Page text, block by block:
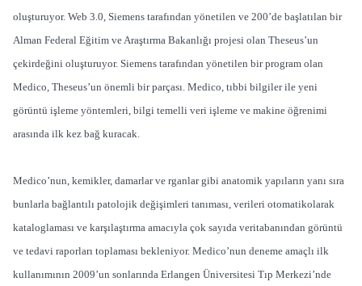
oluşturuyor. Web 3.0, Siemens tarafından yönetilen ve 200’de başlatılan bir
Alman Federal Eğitim ve Araştırma Bakanlığı projesi olan Theseus’un
çekirdeğini oluşturuyor. Siemens tarafından yönetilen bir program olan
Medico, Theseus’un önemli bir parçası. Medico, tıbbi bilgiler ile yeni
görüntü işleme yöntemleri, bilgi temelli veri işleme ve makine öğrenimi
arasında ilk kez bağ kuracak.
Medico’nun, kemikler, damarlar ve rganlar gibi anatomik yapıların yanı sıra
bunlarla bağlantılı patolojik değişimleri tanıması, verileri otomatikolarak
kataloglaması ve karşılaştırma amacıyla çok sayıda veritabanından görüntü
ve tedavi raporları toplaması bekleniyor. Medico’nun deneme amaçlı ilk
kullanımının 2009’un sonlarında Erlangen Üniversitesi Tıp Merkezi’nde